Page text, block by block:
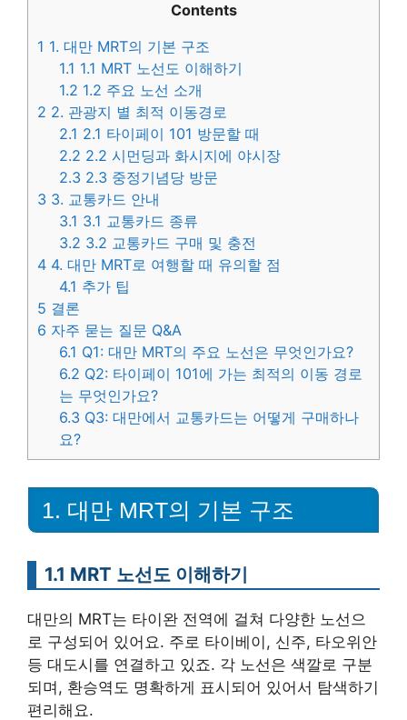
Contents
1 1. 대만 MRT의 기본 구조
1.1 1.1 MRT 노선도 이해하기
1.2 1.2 주요 노선 소개
2 2. 관광지 별 최적 이동경로
2.1 2.1 타이페이 101 방문할 때
2.2 2.2 시먼딩과 화시지에 야시장
2.3 2.3 중정기념당 방문
3 3. 교통카드 안내
3.1 3.1 교통카드 종류
3.2 3.2 교통카드 구매 및 충전
4 4. 대만 MRT로 여행할 때 유의할 점
4.1 추가 팁
5 결론
6 자주 묻는 질문 Q&A
6.1 Q1: 대만 MRT의 주요 노선은 무엇인가요?
6.2 Q2: 타이페이 101에 가는 최적의 이동 경로
는 무엇인가요?
6.3 Q3: 대만에서 교통카드는 어떻게 구매하나
요?
1. 대만 MRT의 기본 구조
1.1 MRT 노선도 이해하기
대만의 MRT는 타이완 전역에 걸쳐 다양한 노선으
로 구성되어 있어요. 주로 타이베이, 신주, 타오위안
등 대도시를 연결하고 있죠. 각 노선은 색깔로 구분
되며, 환승역도 명확하게 표시되어 있어서 탐색하기
편리해요.